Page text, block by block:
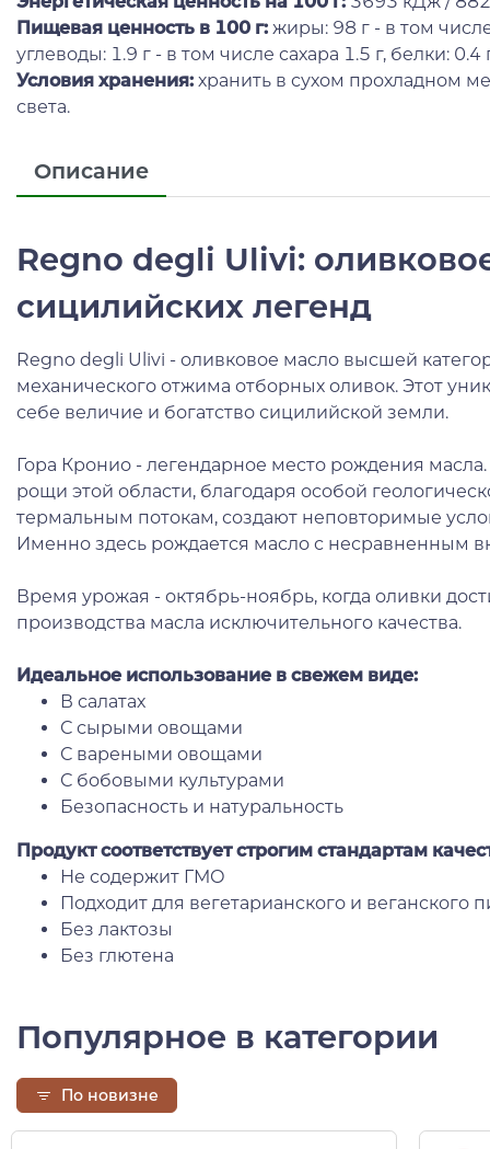
Пищевая ценность в 100 г: жиры: 98 г - в том
углеводы: 1.9 г - в том числе сахара 1.5 г, белки: 0.4
Условия хранения: хранить в сухом прохладном
света.
Описание
Regno degli Ulivi:
сицилийских легенд
Regno degli Ulivi - оливковое масло высшей
механического отжима отборных оливок. Этот
себе величие и богатство сицилийской земли.
Гора Кронио - легендарное место рождения
рощи этой области, благодаря особой
термальным потокам, создают неповторимые
Именно здесь рождается масло с несравненным
Время урожая - октябрь-ноябрь, когда оливки
производства масла исключительного качества.
Идеальное использование в свежем виде:
В салатах
С сырыми овощами
С вареными овощами
С бобовыми культурами
Безопасность и натуральность
Продукт соответствует строгим стандартам
Не содержит ГМО
Подходит для вегетарианского и веганского
Без лактозы
Без глютена
Популярное в категории
По новизне